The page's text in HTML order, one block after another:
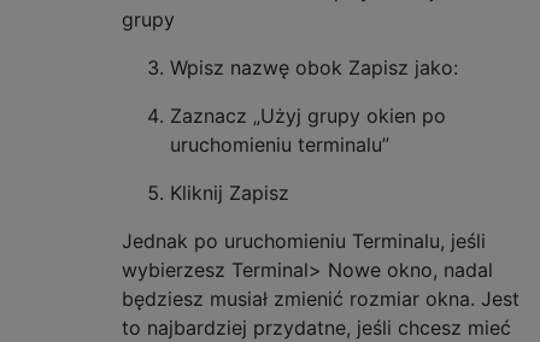
Wpisz nazwę obok Zapisz jako:
Zaznacz „Użyj grupy okien po
uruchomieniu terminalu”
Kliknij Zapisz
Jednak po uruchomieniu Terminalu, jeśli
wybierzesz Terminal> Nowe okno, nadal
będziesz musiał zmienić rozmiar okna. Jest
to najbardziej przydatne, jeśli chcesz mieć